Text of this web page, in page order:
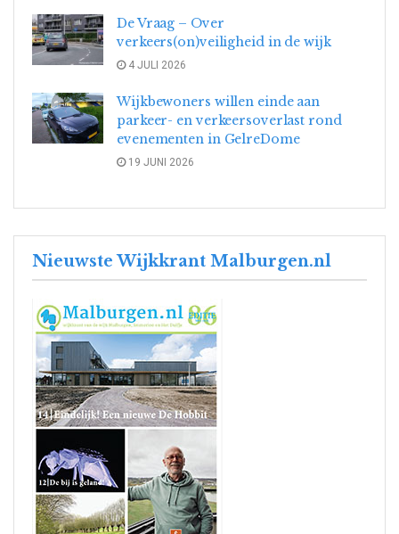
De Vraag – Over
verkeers(on)veiligheid in de wijk
4 JULI 2026
Wijkbewoners willen einde aan
parkeer- en verkeersoverlast rond
evenementen in GelreDome
19 JUNI 2026
Nieuwste Wijkkrant Malburgen.nl